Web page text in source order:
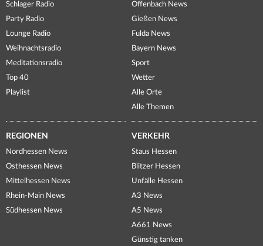
Schlager Radio
Party Radio
Lounge Radio
Weihnachtsradio
Meditationsradio
Top 40
Playlist
Offenbach News
Gießen News
Fulda News
Bayern News
Sport
Wetter
Alle Orte
Alle Themen
REGIONEN
Nordhessen News
Osthessen News
Mittelhessen News
Rhein-Main News
Südhessen News
VERKEHR
Staus Hessen
Blitzer Hessen
Unfälle Hessen
A3 News
A5 News
A661 News
Günstig tanken